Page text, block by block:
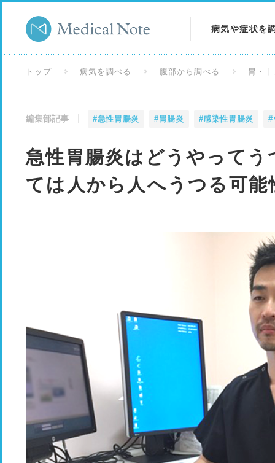
病気や症状を
検査を調べる
トップ 病気を調べる 腹部から調べる 胃・
編集部記事 #急性胃腸炎 #胃腸炎 #感染性胃腸炎 #
急性胃腸炎はどうやって
ては人から人へうつる可能